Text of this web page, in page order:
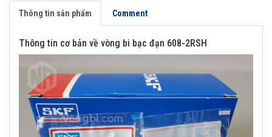
Thông tin sản phẩm Comment
Thông tin cơ bản về vòng bi bạc đạn 608-2RSH